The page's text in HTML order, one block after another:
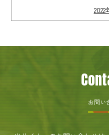
2022
お問い